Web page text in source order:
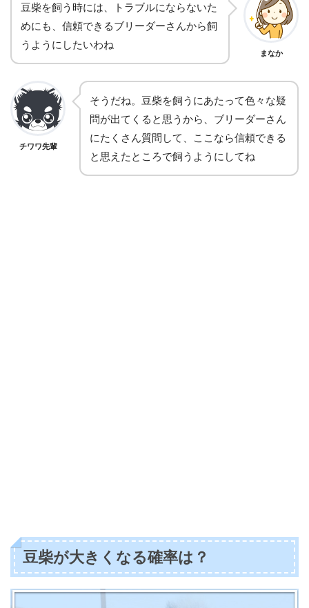
豆柴を飼う時には、トラブルにならないた
めにも、信頼できるブリーダーさんから飼
うようにしたいわね
まなか
チワワ先輩
そうだね。豆柴を飼うにあたって色々な疑
問が出てくると思うから、ブリーダーさん
にたくさん質問して、ここなら信頼できる
と思えたところで飼うようにしてね
豆柴が大きくなる確率は？